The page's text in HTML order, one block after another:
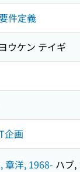
件定義
ウケン テイギ
企画
章洋, 1968- ハブ,